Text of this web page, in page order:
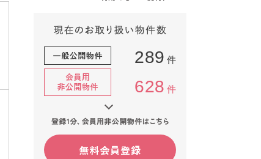
289 件
628 件